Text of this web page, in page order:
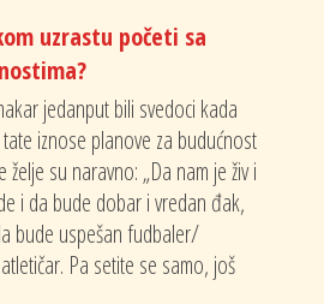
uzrastu početi sa
jedanput bili svedoci kada
iznose planove za budućnost
želje su naravno: „Da nam je živ i
i da bude dobar i vredan đak,
bude uspešan fudbaler/
Pa setite se samo, još